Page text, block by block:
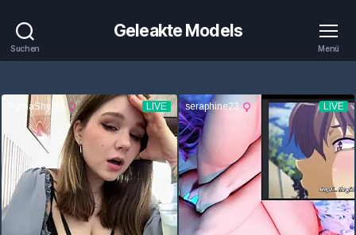
Suchen
Geleakte Models
Menü